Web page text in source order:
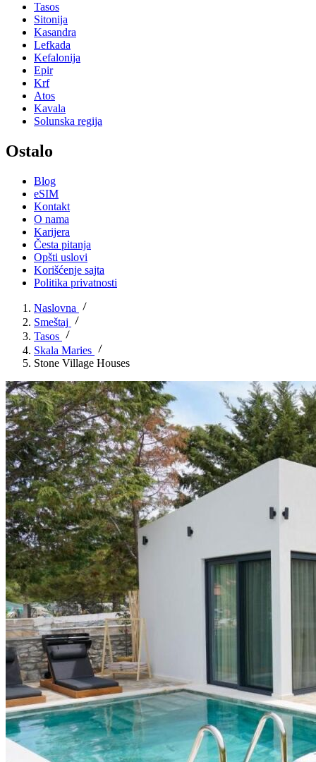
Tasos
Sitonija
Kasandra
Lefkada
Kefalonija
Epir
Krf
Atos
Kavala
Solunska regija
Ostalo
Blog
eSIM
Kontakt
O nama
Karijera
Česta pitanja
Opšti uslovi
Korišćenje sajta
Politika privatnosti
Naslovna
Smeštaj
Tasos
Skala Maries
Stone Village Houses